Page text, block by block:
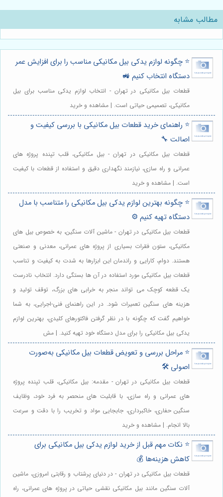
مطالب مشابه
⭐️ چگونه لوازم یدکی بیل مکانیکی مناسب را برای افزایش عمر
دستگاه انتخاب کنیم 🚜
قطعات بیل مکانیکی در تهران - انتخاب لوازم یدکی مناسب برای بیل
مکانیکی، تصمیمی حیاتی است. | مشاهده و خرید
⭐️ راهنمای خرید قطعات بیل مکانیکی با بررسی کیفیت و
اصالت 🔧
قطعات بیل مکانیکی در تهران - بیل مکانیکی، قلب تپنده پروژه های
عمرانی و راه سازی، نیازمند نگهداری دقیق و استفاده از قطعات با کیفیت
است. | مشاهده و خرید
⭐️ چگونه بهترین لوازم یدکی بیل مکانیکی را متناسب با مدل
دستگاه تهیه کنیم ⚙️
قطعات بیل مکانیکی در تهران - ماشین آلات سنگین، به خصوص بیل های
مکانیکی، ستون فقرات بسیاری از پروژه های عمرانی، معدنی و صنعتی
هستند. دوام، کارایی و راندمان این ابزارها به شدت به کیفیت و تناسب
قطعات بیل مکانیکی مورد استفاده در آن ها بستگی دارد. انتخاب نادرست
یک قطعه کوچک می تواند منجر به خرابی های بزرگ، توقف تولید و
هزینه های سنگین تعمیرات شود. در این راهنمای فنی-اجرایی، به شما
خواهیم گفت که چگونه با در نظر گرفتن فاکتورهای کلیدی، بهترین لوازم
یدکی بیل مکانیکی را برای مدل دستگاه خود تهیه کنید. | مش
⭐️ مراحل بررسی و تعویض قطعات بیل مکانیکی به‌صورت
اصولی 🛠️
قطعات بیل مکانیکی در تهران - مقدمه: بیل مکانیکی، قلب تپنده پروژه
های عمرانی و راه سازی، با قابلیت های منحصر به فرد خود، وظایف
سنگین حفاری، خاکبرداری، جابجایی مواد و تخریب را با دقت و سرعت
بالا انجام. | مشاهده و خرید
⭐️ نکات مهم قبل از خرید لوازم یدکی بیل مکانیکی برای
کاهش هزینه‌ها 💰
قطعات بیل مکانیکی در تهران - در دنیای پرشتاب و رقابتی امروزی، ماشین
آلات سنگین مانند بیل مکانیکی نقشی حیاتی در پروژه های عمرانی، راه